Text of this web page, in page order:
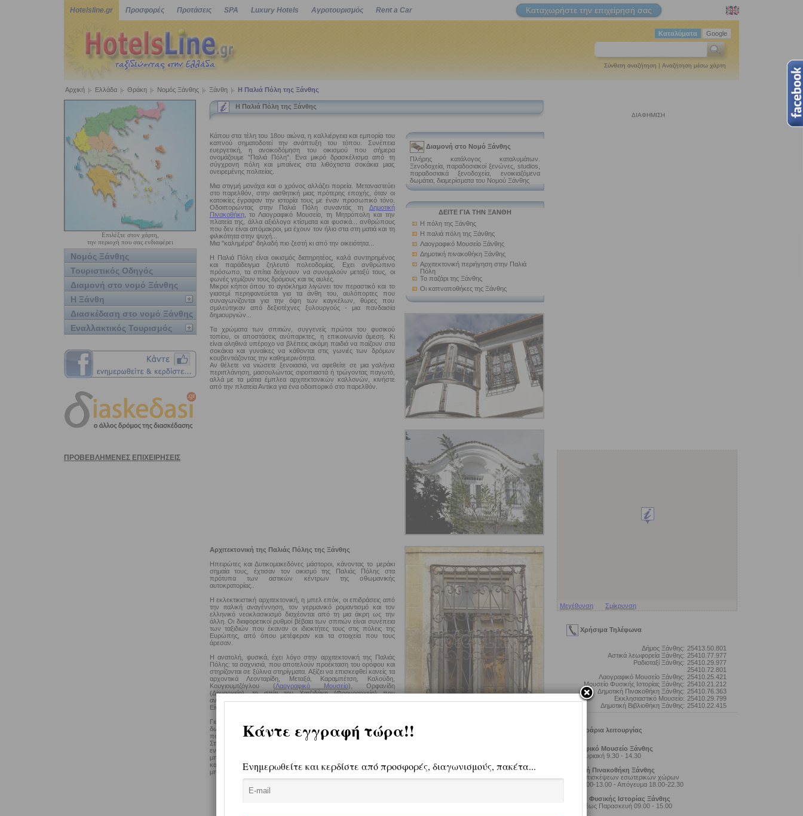
Hotelsline.gr Προσφορές Προτάσεις SPA Luxury Hotels Αγροτουρισμός Rent a Car Καταχωρήστε την επιχείρησή σας
Google
Καταλύματα
Σύνθετη αναζήτηση | Αναζήτηση μέσω χάρτη
Αρχική Ελλάδα Θράκη Νομός Ξάνθης Ξάνθη Η Παλιά Πόλη της Ξάνθης
Επιλέξτε στον χάρτη,
την περιοχή που σας ενδιαφέρει
Νομός Ξάνθης
Τουριστικός Οδηγός
Διαμονή στο νομό Ξάνθης
Η Ξάνθη
Διασκέδαση στο νομό Ξάνθης
Εναλλακτικός Τουρισμός
Η Παλιά Πόλη της Ξάνθης
Κάπου στα τέλη του 18ου αιώνα, η καλλιέργεια και εμπορία του
καπνού σηματοδοτεί την ανάπτυξη του τόπου. Συνέπεια
ευεργετική, η ανοικοδόμηση του οικισμού που σήμερα
ονομάζουμε "Παλιά Πόλη". Ενα μικρό δρασκέλισμα από τη
σύγχρονη πόλη και μπαίνεις στα λιθόχτιστα σοκάκια μιας
ονειρεμένης πολιτείας.
Μια στιγμή μονάχα και ο χρόνος αλλάζει πορεία. Μεταναστεύει
στο παρελθόν, στην αισθητική μιας πρότερης εποχής, όταν οι
κατοικίες έγραφαν την ιστορία τους με έναν προσωπικό τόνο.
Οδοιπορώντας στην Παλιά Πόλη συναντάς τη Δημοτική
Πινακοθήκη, το Λαογραφικό Μουσείο, τη Μητρόπολη και την
πλατεία της, άλλα αξιόλογα κτίσματα και φυσικά... ανθρώπους
που δεν είναι απόμακροι, μα έχουν τον ήλιο στα στη ματιά και τη
φιλικότητα στην ψυχή...
Μια "καλημέρα" δηλαδή πιο ζεστή κι από την οικειότητα...
Η Παλιά Πόλη είναι οικισμός διατηρητέος, καλά συντηρημένος
και παράδειγμα ζηλευτό πολεοδομίας. Εχει ανθρώπινο
πρόσωπο, τα σπίτια δείχνουν να συνομιλούν μεταξύ τους, οι
φωνές γεμίζουν τους δρόμους και τις αυλές.
Μικροί κήποι όπου το αγιόκλημα λιγώνει τον περαστικό και το
γιασεμί περηφανεύεται για τα άνθη του, αυλόπορτες που
συναγωνίζονται για την όψη των καγκέλων, θύρες που
σμιλεύτηκαν από δεξιοτέχνες ξυλουργούς - μια πανδαισία
δημιουργιών...
Τα χρώματα των σπιτιών, συγγενείς πρώτοι του φυσικού
τοπίου, οι αποστάσεις ανύπαρκτες, η επικοινωνία άμεση. Κι
είναι αληθινά υπέροχο να βλέπεις ακόμη παιδιά να παίζουν στα
σοκάκια και γυναίκες να κάθονται στις γωνιές των δρόμων
κουβεντιάζοντας την καθημερινότητα.
Αν θέλετε να νιώσετε ξενοιασιά, να αφεθείτε σε μια γαλήνια
περιπλάνηση, μασουλώντας σιροπιαστά ή τρώγοντας παγωτό,
αλλά με τα μάτια έμπλεα αρχιτεκτονικών καλλονών, κινήστε
από την πλατεία Αντίκα για ένα οδοιπορικό στο παρελθόν.
Διαμονή στο Νομό Ξάνθης
Πλήρης κατάλογος καταλυμάτων.
Ξενοδοχεία, παραδοσιακοί ξενώνες, studios,
παραδοσιακά ξενοδοχεία, ενοικιαζόμενα
δωμάτια, διαμερίσματα του Νομού Ξάνθης
ΔΕΙΤΕ ΓΙΑ ΤΗΝ ΞΑΝΘΗ
Η πόλη της Ξάνθης
Η παλιά πόλη της Ξάνθης
Λαογραφικό Μουσείο Ξάνθης
Δημοτική πινακοθήκη Ξάνθης
Αρχιτεκτονική περιήγηση στην Παλιά
Πόλη
Το παζάρι της Ξάνθης
Οι καπναποθήκες της Ξάνθης
Αρχιτεκτονική της Παλιάς Πόλης της Ξάνθης
Ηπειρώτες και Δυτικομακεδόνες μάστοροι, κάνοντας το μεράκι
σημαία τους, έχτισαν τον οικισμό της Παλιάς Πόλης στα
πρότυπα των αστικών κέντρων της οθωμανικής
αυτοκρατορίας..
Η εκλεκτικιστική αρχιτεκτονική, η μπελ επόκ, οι επιδράσεις από
την ιταλική αναγέννηση, τον γερμανικό ρομαντισμό και τον
ελληνικό νεοκλασικισμό διαχέονται από τη μια άκρη ως την
άλλη. Οι διαφορετικοί ρυθμοί βέβαια των σπιτιών είναι συνέπεια
των ταξιδιών που έκαναν οι ιδιοκτήτες τους στις πόλεις της
Ευρώπης, από όπου μετέφεραν και τα στοιχεία που τους
άρεσαν.
Η ανατολή, φυσικά, έχει λόγο στην αρχιτεκτονική της Παλιάς
Πόλης: τα σαχνισιά, που αποτελούν προέκταση του ορόφου και
στηρίζονται σε ξύλινα στηρίγματα. Αξίζει να επισκεφθεί κανείς τα
αρχοντικά Λεονταρίδη, Μεταξά, Καραμπέτση, Καλούδη,
Κουγιουμτζόγλου (Λαογραφικό Μουσείο), Ορφανίδη
(Δημαρχείο), το σπίτι του Χατζιδάκη (Φρουραρχείο) που
ανέλαβε να αξιοποιήσει η Νομαρχία, τιςκαπναποθήκες.
Είναι μια οδοιπορία στην αρχιτεκτονική Εδέμ!
Για τη διαμονή σας στην πόλη της Ξάνθης, μπορείτε να κλείσετε
δωμάτιο σε κάποιο από τα ξενοδοχεία και καταλύματα της
πόλης.
Στην Ξάνθη υπάρχουν επιχειρήσεις διαμονής (ξενοδοχεία,
ενοικιαζόμενα δωμάτια, παραδοσιακοί ξενώνες κλπ.), που
μπορούν να ικανοποιήσουν κάθε απαίτηση για μια ευχάριστη
και απολαυστική παραμονή.Λίστα με ξενοδοχεία και καταλύματα
μπορείτε να δείτε πιο κάτω.
Πηγή: Νομαρχία Ξάνθης
ΔΙΑΦΗΜΙΣΗ
Μεγέθυνση Σμίκρυνση
Χρήσιμα Τηλέφωνα
Δήμος Ξάνθης:
Αστικά λεωφορεία Ξάνθης:
Ραδιοταξί Ξάνθης:
Λαογραφικό Μουσείο Ξάνθης:
Μουσείο Φυσικής Ιστορίας Ξάνθης:
Δημοτική Πινακοθήκη Ξάνθης:
Εκκλησιαστικό Μουσείο:
Δημοτική Βιβλιοθήκη Ξάνθης:
25413.50.801
25410.77.977
25410.29.977
25410.72.801
25410.25.421
25410.21.212
25410.76.363
25410.29.799
25410.22.415
Ωράρια λειτουργίας
Λαογραφικό Μουσείο Ξάνθης
Τρίτη - Κυριακή 9.30 - 14.30
Δημοτική Πινακοθήκη Ξάνθης
Ωράριο επισκέψεων εσωτερικών χώρων
Πρωί 10.00-13.00 - Απόγευμα 18.00-22.30
Μουσείο Φυσικής Ιστορίας Ξάνθης
Δευτέρα έως Παρασκευή 09.00 - 15.00